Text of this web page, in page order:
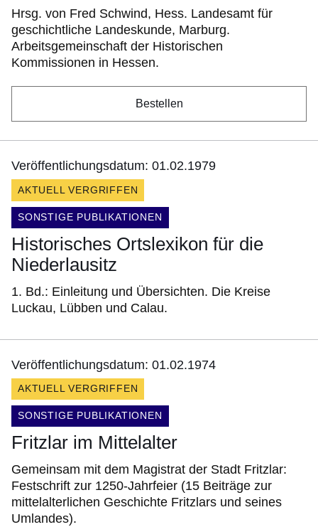
Hrsg. von Fred Schwind, Hess. Landesamt für
geschichtliche Landeskunde, Marburg.
Arbeitsgemeinschaft der Historischen
Kommissionen in Hessen.
Bestellen
Veröffentlichungsdatum: 01.02.1979
AKTUELL VERGRIFFEN
DOKUMENTENART:
SONSTIGE PUBLIKATIONEN
Historisches Ortslexikon für die
Niederlausitz
1. Bd.: Einleitung und Übersichten. Die Kreise
Luckau, Lübben und Calau.
Veröffentlichungsdatum: 01.02.1974
AKTUELL VERGRIFFEN
DOKUMENTENART:
SONSTIGE PUBLIKATIONEN
Fritzlar im Mittelalter
Gemeinsam mit dem Magistrat der Stadt Fritzlar:
Festschrift zur 1250-Jahrfeier (15 Beiträge zur
mittelalterlichen Geschichte Fritzlars und seines
Umlandes).